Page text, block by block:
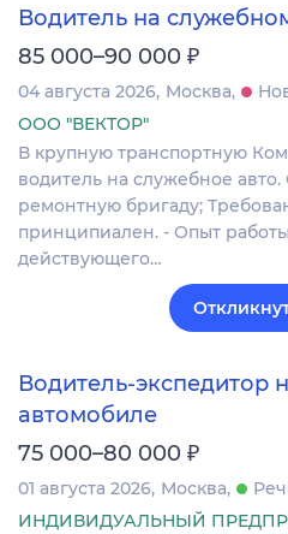
Водитель на
85 000–90 000 ₽
04 августа 2026 Москва
ООО "ВЕКТОР"
В крупную транспортную
водитель на служебное
ремонтную бригаду;
принципиален. - Опыт
действующего…
Водитель-экспедитор
автомобиле
75 000–80 000 ₽
01 августа 2026 Москва
ИНДИВИДУАЛЬНЫЙ